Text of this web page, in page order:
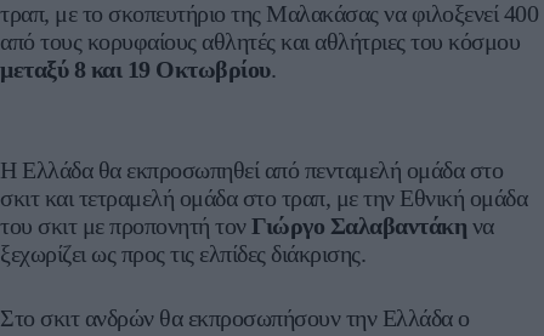
τραπ, με το σκοπευτήριο της Μαλακάσας να φιλοξενεί 400
από τους κορυφαίους αθλητές και αθλήτριες του κόσμου
μεταξύ 8 και 19 Οκτωβρίου.
Η Ελλάδα θα εκπροσωπηθεί από πενταμελή ομάδα στο
σκιτ και τετραμελή ομάδα στο τραπ, με την Εθνική ομάδα
του σκιτ με προπονητή τονΓιώργο Σαλαβαντάκη να
ξεχωρίζει ως προς τις ελπίδες διάκρισης.
Στο σκιτ ανδρών θα εκπροσωπήσουν την Ελλάδα ο